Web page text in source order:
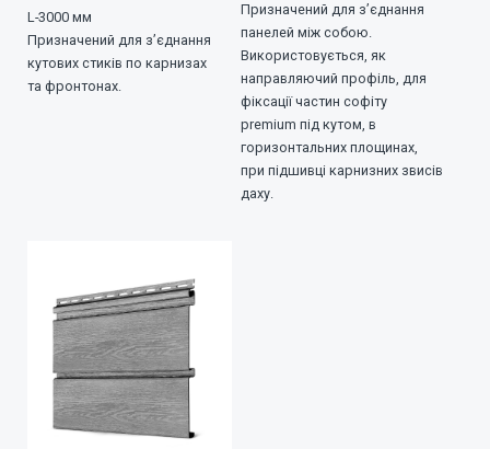
L-3000 мм
Призначений для з’єднання
кутових стиків по карнизах
та фронтонах.
Призначений для з’єднання
панелей між собою.
Використовується, як
направляючий профіль, для
фіксації частин софіту
premium під кутом, в
горизонтальних площинах,
при підшивці карнизних звисів
даху.